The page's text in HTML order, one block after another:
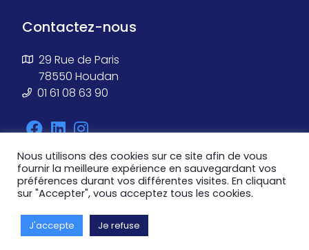
Contactez-nous
29 Rue de Paris
78550 Houdan
01 61 08 63 90
Mentions légales
Pilot'in
Nous utilisons des cookies sur ce site afin de vous
fournir la meilleure expérience en sauvegardant vos
préférences durant vos différentes visites. En cliquant
sur "Accepter", vous acceptez tous les cookies.
J'accepte Je refuse